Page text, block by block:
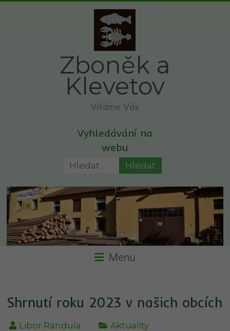
Zboněk a
Klevetov
Vítáme Vás
Vyhledávání na
webu
Menu
Shrnutí roku 2023 v našich obcích
Libor Randula Aktuality